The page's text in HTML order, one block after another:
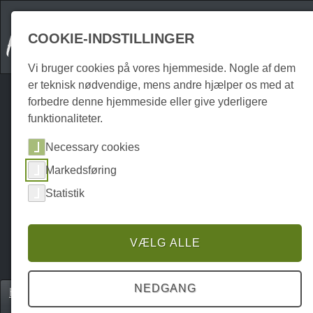
Home
Hoteller & guesthouses
P0380UH01186
COOKIE-INDSTILLINGER
Vi bruger cookies på vores hjemmeside. Nogle af dem
er teknisk nødvendige, mens andre hjælper os med at
forbedre denne hjemmeside eller give yderligere
funktionaliteter.
Necessary cookies
Markedsføring
Statistik
VÆLG ALLE
NEDGANG